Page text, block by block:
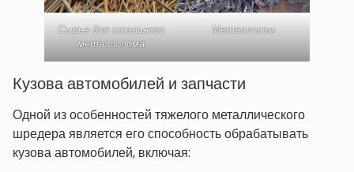
Сырье для стального
металлолома
Металлолом
Кузова автомобилей и запчасти
Одной из особенностей тяжелого металлического
шредера является его способность обрабатывать
кузова автомобилей, включая: